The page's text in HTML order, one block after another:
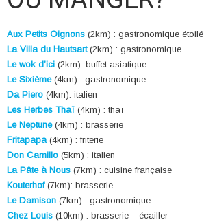
Aux Petits Oignons (2km) : gastronomique étoilé
La Villa du Hautsart(2km) : gastronomique
Le wok d’ici (2km): buffet asiatique
Le Sixième (4km) : gastronomique
Da Piero (4km): italien
Les Herbes Thaï (4km) : thaï
Le Neptune (4km) : brasserie
Fritapapa (4km) : friterie
Don Camillo (5km) : italien
La Pâte à Nous (7km) : cuisine française
Kouterhof(7km): brasserie
Le Damison (7km) : gastronomique
Chez Louis (10km) : brasserie – écailler